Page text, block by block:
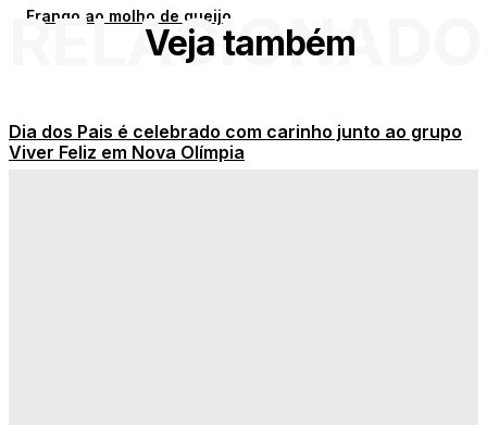
Frango ao molho de queijo
Veja também
Dia dos Pais é celebrado com carinho junto ao grupo
Viver Feliz em Nova Olímpia